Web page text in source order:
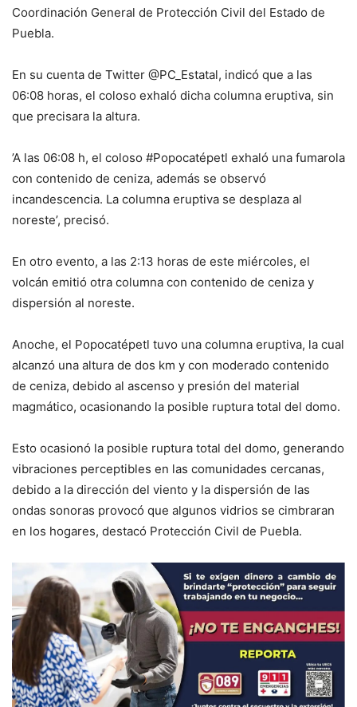
Coordinación General de Protección Civil del Estado de
Puebla.
En su cuenta de Twitter @PC_Estatal, indicó que a las
06:08 horas, el coloso exhaló dicha columna eruptiva, sin
que precisara la altura.
’A las 06:08 h, el coloso #Popocatépetl exhaló una fumarola
con contenido de ceniza, además se observó
incandescencia. La columna eruptiva se desplaza al
noreste’, precisó.
En otro evento, a las 2:13 horas de este miércoles, el
volcán emitió otra columna con contenido de ceniza y
dispersión al noreste.
Anoche, el Popocatépetl tuvo una columna eruptiva, la cual
alcanzó una altura de dos km y con moderado contenido
de ceniza, debido al ascenso y presión del material
magmático, ocasionando la posible ruptura total del domo.
Esto ocasionó la posible ruptura total del domo, generando
vibraciones perceptibles en las comunidades cercanas,
debido a la dirección del viento y la dispersión de las
ondas sonoras provocó que algunos vidrios se cimbraran
en los hogares, destacó Protección Civil de Puebla.